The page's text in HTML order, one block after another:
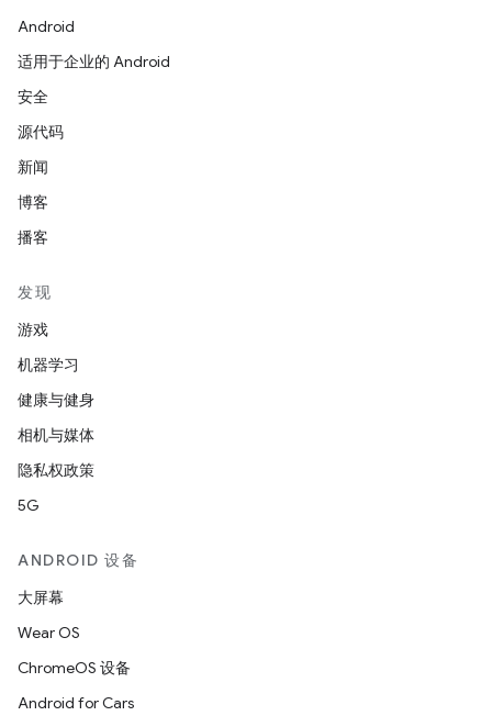
Android
适用于企业的 Android
安全
源代码
新闻
博客
播客
发现
游戏
机器学习
健康与健身
相机与媒体
隐私权政策
5G
ANDROID 设备
大屏幕
Wear OS
ChromeOS 设备
Android for Cars